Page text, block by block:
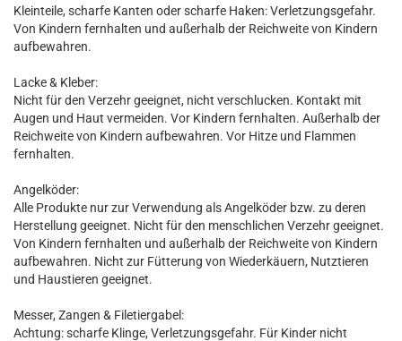
Kleinteile, scharfe Kanten oder scharfe Haken: Verletzungsgefahr.
Von Kindern fernhalten und außerhalb der Reichweite von Kindern
aufbewahren.
Lacke & Kleber:
Nicht für den Verzehr geeignet, nicht verschlucken. Kontakt mit
Augen und Haut vermeiden. Vor Kindern fernhalten. Außerhalb der
Reichweite von Kindern aufbewahren. Vor Hitze und Flammen
fernhalten.
Angelköder:
Alle Produkte nur zur Verwendung als Angelköder bzw. zu deren
Herstellung geeignet. Nicht für den menschlichen Verzehr geeignet.
Von Kindern fernhalten und außerhalb der Reichweite von Kindern
aufbewahren. Nicht zur Fütterung von Wiederkäuern, Nutztieren
und Haustieren geeignet.
Messer, Zangen & Filetiergabel:
Achtung: scharfe Klinge, Verletzungsgefahr. Für Kinder nicht